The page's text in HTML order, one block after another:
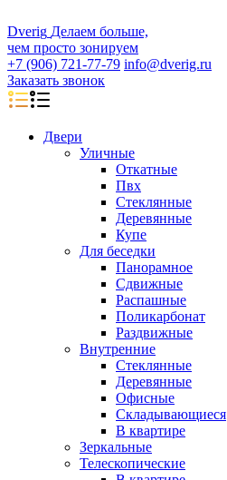
Dverig Делаем больше,
чем просто зонируем
+7 (906) 721-77-79 info@dverig.ru
Заказать звонок
Двери
Уличные
Откатные
Пвх
Стеклянные
Деревянные
Купе
Для беседки
Панорамное
Сдвижные
Распашные
Поликарбонат
Раздвижные
Внутренние
Стеклянные
Деревянные
Офисные
Складывающиеся
В квартире
Зеркальные
Телескопические